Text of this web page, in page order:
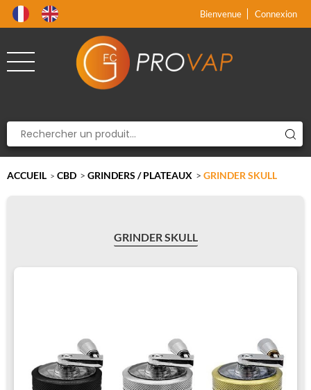
Bienvenue Connexion
ACCUEIL > CBD > GRINDERS / PLATEAUX > GRINDER SKULL
GRINDER SKULL
x
x